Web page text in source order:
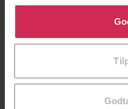
Klikk på «Godta alle» for
bruke cookies for alle
tilpasse ditt samtykke til
199,-
Jo Nesbø